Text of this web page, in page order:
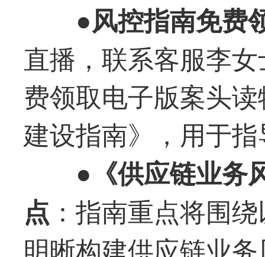
●风控指南免费
直播，联系客服李
费领取电子版案头
建设指南》，用于
●《供应链业务
点 ：指南重点将围
明晰构建供应链业